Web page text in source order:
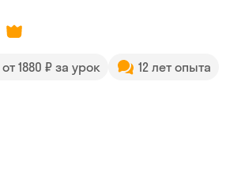
от 1880 ₽ за урок 12 лет опыта